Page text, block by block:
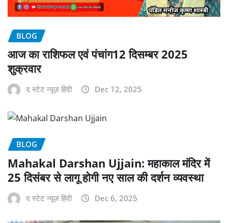
BLOG
आज का राशिफल एवं पंचांग12 दिसम्बर 2025
शुक्रवार
द स्टेट न्यूज़ हिंदी Dec 12, 2025
BLOG
Mahakal Darshan Ujjain: महाकाल मंदिर में
25 दिसंबर से लागू होगी नए साल की दर्शन व्यवस्था
द स्टेट न्यूज़ हिंदी Dec 6, 2025